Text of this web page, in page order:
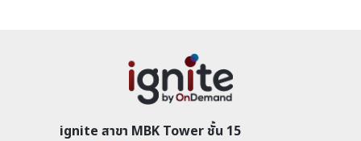
ignite สาขา MBK Tower ชั้น 15